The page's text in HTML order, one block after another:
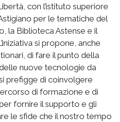
con l’istituto superiore
per le tematiche del
la Biblioteca Astense e il
si propone, anche
di fare il punto della
nuove tecnologie da
prefigge di coinvolgere
di formazione e di
fornire il supporto e gli
le sfide che il nostro tempo